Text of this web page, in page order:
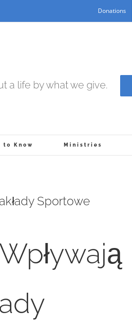
Donations
a life by what we give.
to Know Ministries
Sportowe